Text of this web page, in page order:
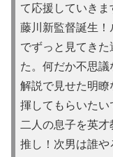
て応援していきま
藤川新監督誕生！
でずっと見てき
た。何だか不思
解説で見せた明
揮してもらいたい
二人の息子を英
推し！次男は誰